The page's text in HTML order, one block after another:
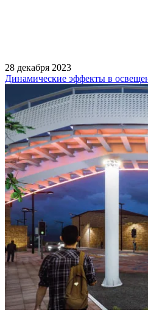
28 декабря 2023
Динамические эффекты в